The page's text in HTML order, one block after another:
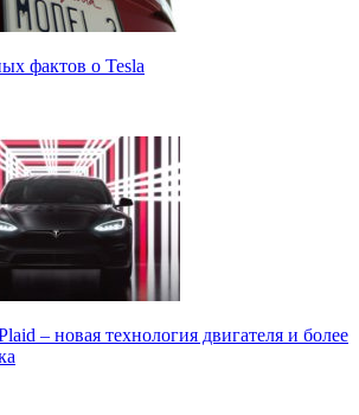
фактов о Tesla
– новая технология двигателя и более